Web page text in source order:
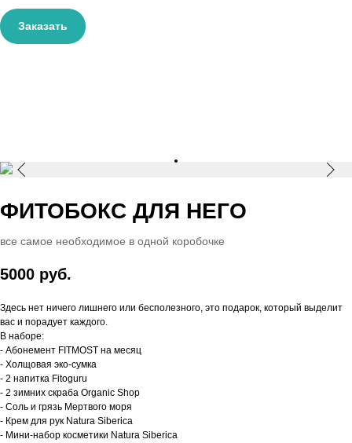
Заказать
ФИТОБОКС ДЛЯ НЕГО
все самое необходимое в одной коробочке
5000 руб.
Здесь нет ничего лишнего или бесполезного, это подарок, который выделит
вас и порадует каждого.
В наборе:
- Абонемент FITMOST на месяц
- Холщовая эко-сумка
- 2 напитка Fitoguru
- 2 зимних скраба Organic Shop
- Соль и грязь Мертвого моря
- Крем для рук Natura Siberica
- Мини-набор косметики Natura Siberica